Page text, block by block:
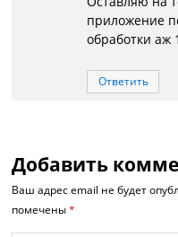
приложение
обработки аж
Ответить
Добавить
Ваш адрес email не будет
помечены*